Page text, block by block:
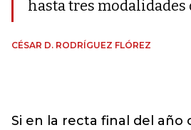
hasta tres modalidades
CÉSAR D. RODRÍGUEZ FLÓREZ
Si en la recta final del año